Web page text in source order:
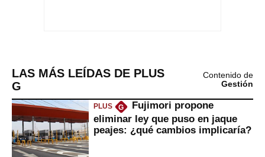
LAS MÁS LEÍDAS DE PLUS
G
Contenido de
Gestión
PLUS G
Fujimori propone
eliminar ley que puso en jaque
peajes: ¿qué cambios implicaría?